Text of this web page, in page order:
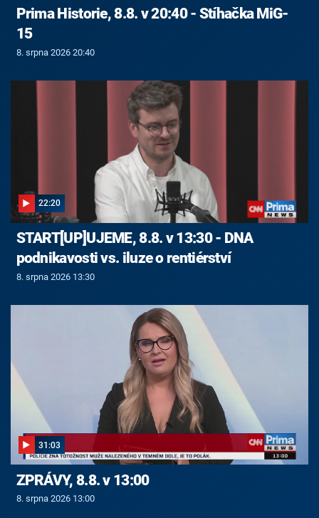
Prima Historie, 8.8. v 20:40 - Stíhačka MiG-
15
8. srpna 2026 20:40
22:20
START[UP]UJEME, 8.8. v 13:30 - DNA
podnikavosti vs. iluze o rentiérství
8. srpna 2026 13:30
31:03
ZPRÁVY, 8.8. v 13:00
8. srpna 2026 13:00